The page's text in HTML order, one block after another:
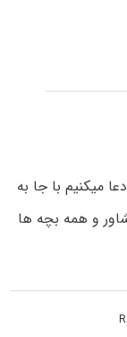
میکنیم با جا به
و همه بچه ها